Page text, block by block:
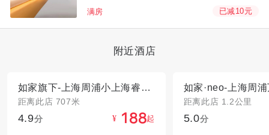
满房 已减10元
附近酒店
如家旗下-上海周浦小上海睿柏·云酒店
距离此店 707米
4.9分 ¥  起
距离此店 1.2公里
5.0分